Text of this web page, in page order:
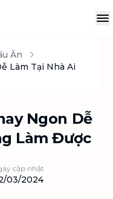
Ăn
Làm Tại Nhà Ai
Ngon Dễ
Làm Được
cập nhật
03/2024